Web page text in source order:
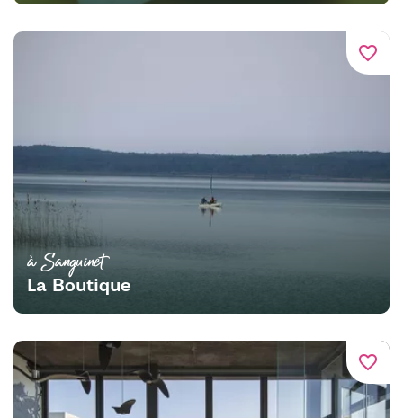
favorite_border
à Sanguinet
La Boutique
favorite_border